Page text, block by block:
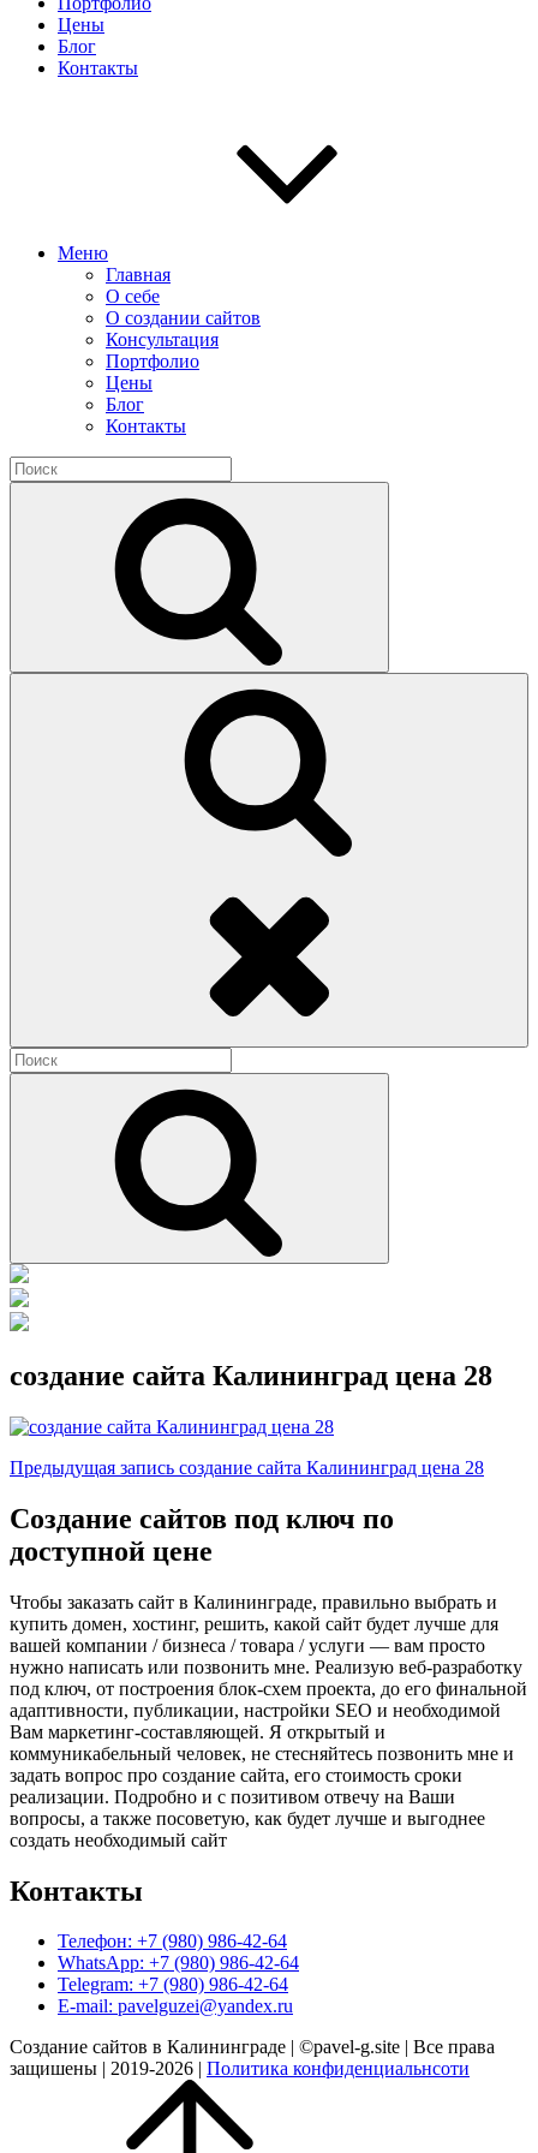
Цены
Блог
Контакты
Меню
Главная
О себе
О создании сайтов
Консультация
Портфолио
Цены
Блог
Контакты
Найти:
Найти:
создание сайта Калининград цена 28
Навигация
по
записям
Предыдущая
Предыдущая запись создание сайта Калининград цена 28
Создание сайтов под ключ по
доступной цене
Чтобы заказать сайт в Калининграде, правильно выбрать и
купить домен, хостинг, решить, какой сайт будет лучше для
вашей компании / бизнеса / товара / услуги — вам просто
нужно написать или позвонить мне. Реализую веб-разработку
под ключ, от построения блок-схем проекта, до его финальной
адаптивности, публикации, настройки SEO и необходимой
Вам маркетинг-составляющей. Я открытый и
коммуникабельный человек, не стесняйтесь позвонить мне и
задать вопрос про создание сайта, его стоимость сроки
реализации. Подробно и с позитивом отвечу на Ваши
вопросы, а также посоветую, как будет лучше и выгоднее
создать необходимый сайт
Контакты
Телефон: +7 (980) 986-42-64
WhatsApp: +7 (980) 986-42-64
Telegram: +7 (980) 986-42-64
E-mail: pavelguzei@yandex.ru
Создание сайтов в Калининграде | ©pavel-g.site | Все права
защишены | 2019-2026 | Политика конфиденциальнсоти